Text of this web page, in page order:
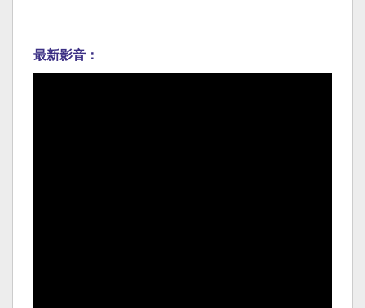
最新影音：